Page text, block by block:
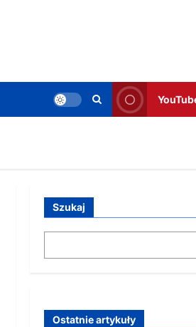
Szukaj
Ostatnie artykuły